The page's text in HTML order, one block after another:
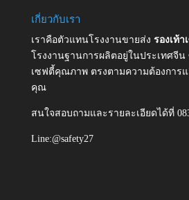
เกี่ยวกับเรา
เราคือตัวแทนโรงงานขายส่ง รองเท้า
โรงงานฐานการผลิตอยู่ในประเทศจีน
เซฟตี้คุณภาพ ตรงตามความต้องการ
คุณ
สนใจสอบถามและรายละเอียดได้ที่
Line:@safety27